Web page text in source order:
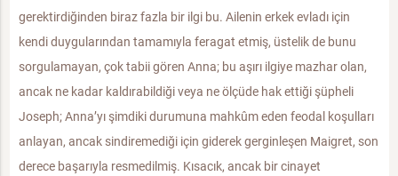
gerektirdiğinden biraz fazla bir ilgi bu. Ailenin erkek evladı için
kendi duygularından tamamıyla feragat etmiş, üstelik de bunu
sorgulamayan, çok tabii gören Anna; bu aşırı ilgiye mazhar olan,
ancak ne kadar kaldırabildiği veya ne ölçüde hak ettiği şüpheli
Joseph; Anna’yı şimdiki durumuna mahkûm eden feodal koşulları
anlayan, ancak sindiremediği için giderek gerginleşen Maigret, son
derece başarıyla resmedilmiş. Kısacık, ancak bir cinayet